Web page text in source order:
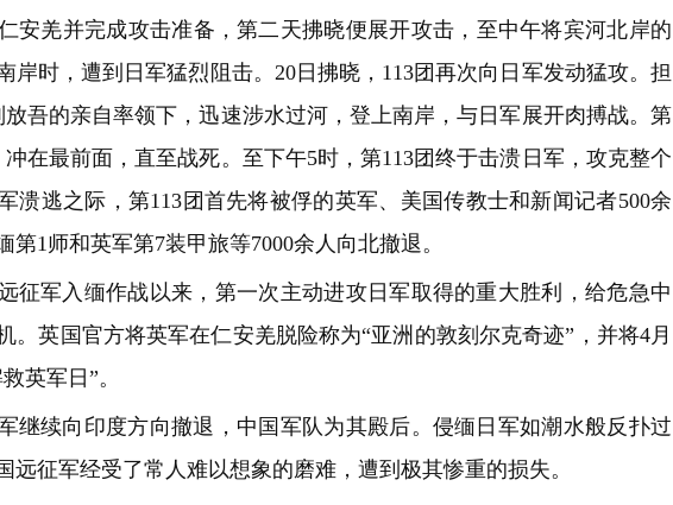
安羌并完成攻击准备，第二天拂晓便展开攻击，至中午将宾河北岸的
岸时，遭到日军猛烈阻击。20日拂晓，113团再次向日军发动猛攻。担
吾的亲自率领下，迅速涉水过河，登上南岸，与日军展开肉搏战。第
在最前面，直至战死。至下午5时，第113团终于击溃日军，攻克整个
溃逃之际，第113团首先将被俘的英军、美国传教士和新闻记者500余
第1师和英军第7装甲旅等7000余人向北撤退。
征军入缅作战以来，第一次主动进攻日军取得的重大胜利，给危急中
。英国官方将英军在仁安羌脱险称为“亚洲的敦刻尔克奇迹”，并将4月
英军日”。
继续向印度方向撤退，中国军队为其殿后。侵缅日军如潮水般反扑过
远征军经受了常人难以想象的磨难，遭到极其惨重的损失。